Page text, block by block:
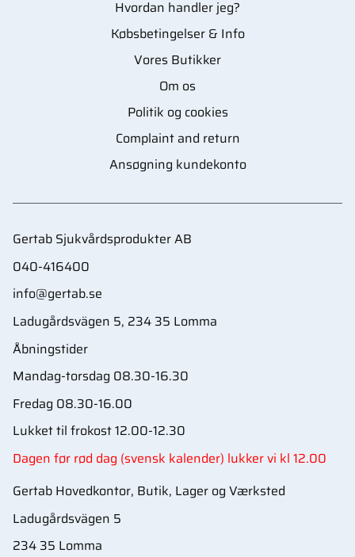
Hvordan handler jeg?
Købsbetingelser & Info
Vores Butikker
Om os
Politik og cookies
Complaint and return
Ansøgning kundekonto
Gertab Sjukvårdsprodukter AB
040-416400
info@gertab.se
Ladugårdsvägen 5, 234 35 Lomma
Åbningstider
Mandag-torsdag 08.30-16.30
Fredag 08.30-16.00
Lukket til frokost 12.00-12.30
Dagen før rød dag (svensk kalender) lukker vi kl 12.00
Gertab Hovedkontor, Butik, Lager og Værksted
Ladugårdsvägen 5
234 35 Lomma